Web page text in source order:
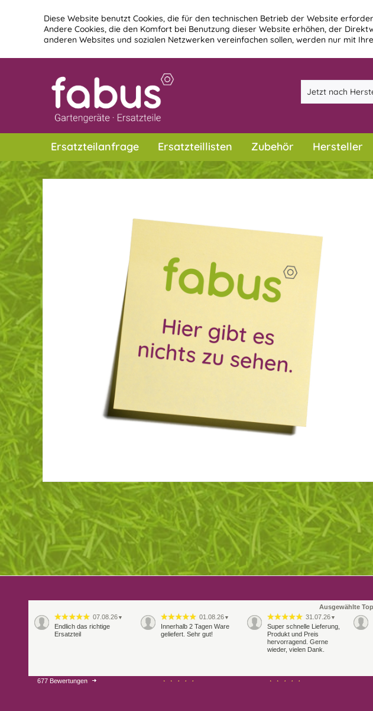
Diese Website benutzt Cookies, die für den technischen Betrieb der Website
Andere Cookies, die den Komfort bei Benutzung dieser Website erhöhen, der
anderen Websites und sozialen Netzwerken vereinfachen sollen, werden nur mit
Ersatzteilanfrage Ersatzteillisten Zubehör Hersteller
Ausgewählte
07.08.26 ▼
Endlich das richtige
Ersatzteil
01.08.26 ▼
Innerhalb 2 Tagen Ware
geliefert. Sehr gut!
31.07.26 ▼
Super schnelle Lieferung,
Produkt und Preis
hervorragend. Gerne
wieder, vielen Dank.
28.07.26
677 Bewertungen